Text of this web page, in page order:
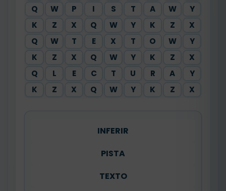
Q
W P I S T A W
Y
K
Z X Q W Y K Z
X
Q
W T E X T O W
Y
K
Z X Q W Y K Z
X
Q
L E C T U R A
Y
K
Z X Q W Y K Z X
INFERIR
PISTA
TEXTO